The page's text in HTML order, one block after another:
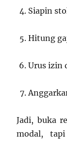
Siapin
Hitung
Urus izin
Jadi, buka
modal,